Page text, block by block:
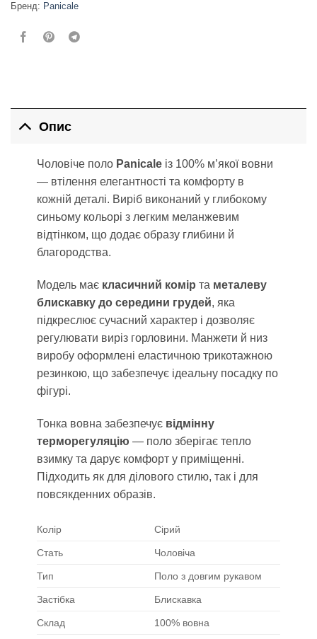
Бренд: Panicale
Опис
Чоловіче поло Panicaleіз 100% м’якої вовни
— втілення елегантності та комфорту в
кожній деталі. Виріб виконаний у глибокому
синьому кольорі з легким меланжевим
відтінком, що додає образу глибини й
благородства.
Модель має класичний комір та металеву
блискавку до середини грудей, яка
підкреслює сучасний характер і дозволяє
регулювати виріз горловини. Манжети й низ
виробу оформлені еластичною трикотажною
резинкою, що забезпечує ідеальну посадку по
фігурі.
Тонка вовна забезпечує відмінну
терморегуляцію — поло зберігає тепло
взимку та дарує комфорт у приміщенні.
Підходить як для ділового стилю, так і для
повсякденних образів.
Колір Сірий
Стать Чоловіча
Тип Поло з довгим рукавом
Застібка Блискавка
Склад 100% вовна